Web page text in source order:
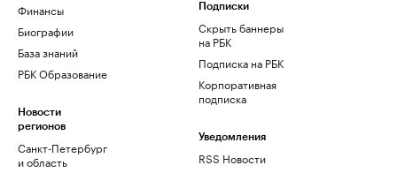
Финансы
Биографии
База знаний
РБК Образование
Новости
регионов
Санкт-Петербург
и область
Подписки
Скрыть баннеры
на РБК
Подписка на РБК
Корпоративная
подписка
Уведомления
RSS Новости